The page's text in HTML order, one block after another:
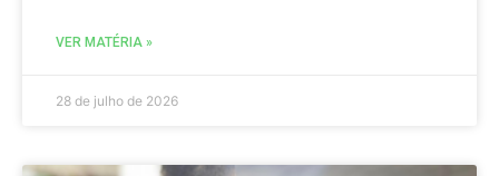
VER MATÉRIA »
28 de julho de 2026